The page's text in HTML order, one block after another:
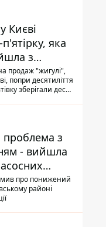
Києві
яка
з
продаж "жигулі",
попри десятиліття
зберігали десь
проблема з
- вийшла
про понижений
районі